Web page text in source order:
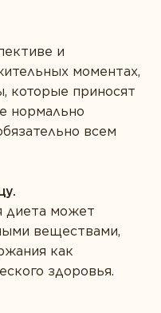
и
моментах,
которые приносят
нормально
всем
диета может
веществами,
как
здоровья.